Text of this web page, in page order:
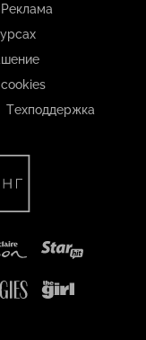
Реклама
Техподдержка